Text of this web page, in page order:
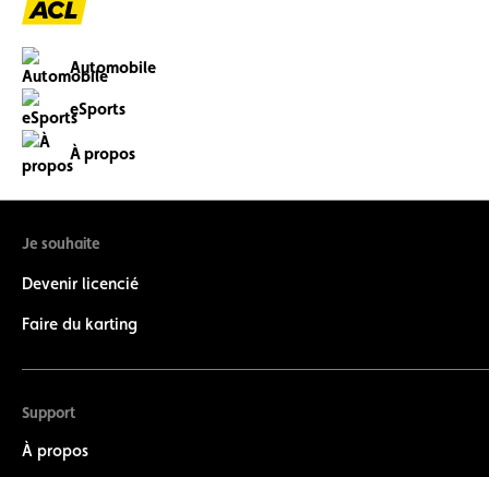
Automobile
eSports
À propos
Je souhaite
Devenir licencié
Faire du karting
Support
À propos